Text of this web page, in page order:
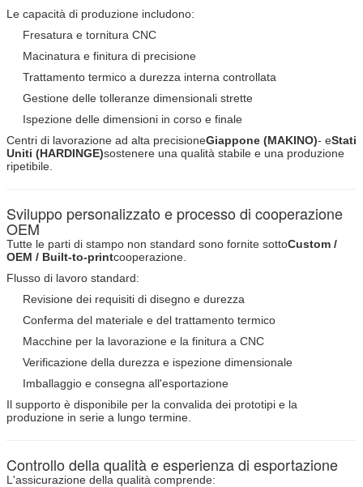
Invia
Le capacità di produzione includono:
Fresatura e tornitura CNC
Macinatura e finitura di precisione
Trattamento termico a durezza interna controllata
Gestione delle tolleranze dimensionali strette
Ispezione delle dimensioni in corso e finale
Centri di lavorazione ad alta precisioneGiappone (MAKINO)- eStati
Uniti (HARDINGE)sostenere una qualità stabile e una produzione
ripetibile.
Sviluppo personalizzato e processo di cooperazione
OEM
Tutte le parti di stampo non standard sono fornite sottoCustom /
OEM / Built-to-printcooperazione.
Flusso di lavoro standard:
Revisione dei requisiti di disegno e durezza
Conferma del materiale e del trattamento termico
Macchine per la lavorazione e la finitura a CNC
Verificazione della durezza e ispezione dimensionale
Imballaggio e consegna all'esportazione
Il supporto è disponibile per la convalida dei prototipi e la
produzione in serie a lungo termine.
Controllo della qualità e esperienza di esportazione
L'assicurazione della qualità comprende: